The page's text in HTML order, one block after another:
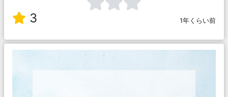
3 1年くらい前